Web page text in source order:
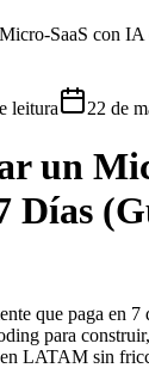
SaaS con
leitura 22 de
un
Días
que paga en
para
LATAM sin